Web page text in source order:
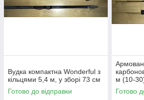
Вудка компактна Wonderful з
кільцями 5,4 м, у зборі 73 см
Готово до відправки
м (10-
Готово